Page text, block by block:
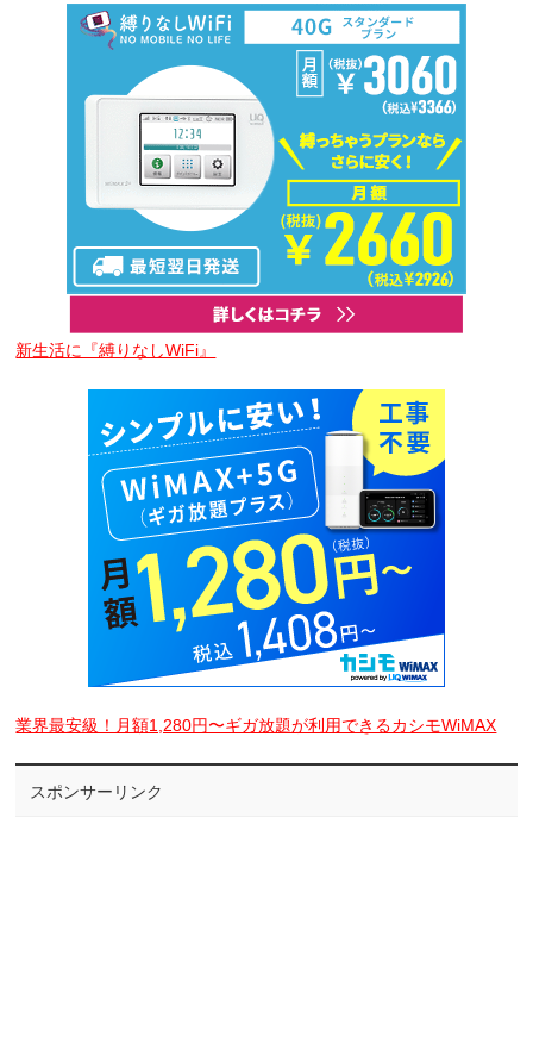
新生活に『縛りなしWiFi』
業界最安級！月額1,280円〜ギガ放題が利用できるカシモWiMAX
スポンサーリンク